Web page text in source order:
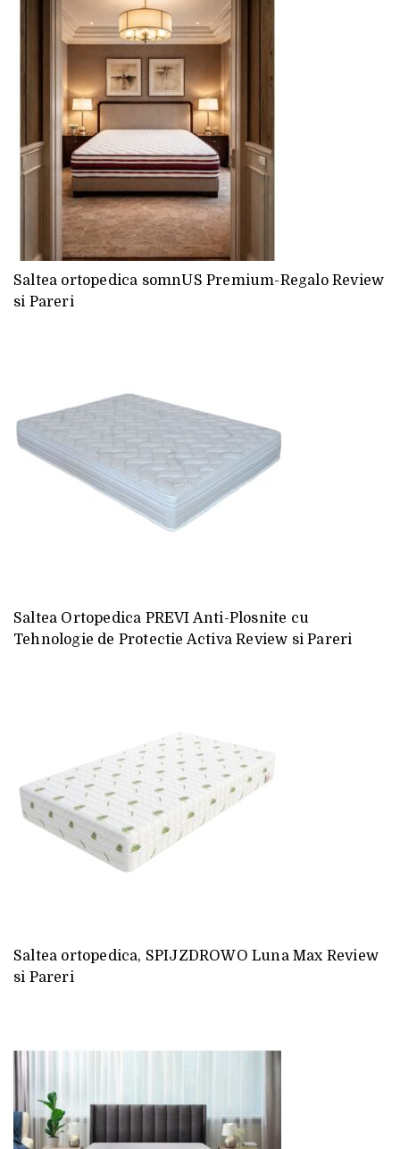
Saltea ortopedica somnUS Premium-Regalo Review
si Pareri
Saltea Ortopedica PREVI Anti-Plosnite cu
Tehnologie de Protectie Activa Review si Pareri
Saltea ortopedica, SPIJZDROWO Luna Max Review
si Pareri